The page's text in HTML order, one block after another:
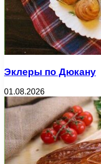
Эклеры по Дюкану
01.08.2026